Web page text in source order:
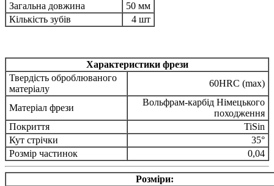
Загальна довжина
50 мм
Кількість зубів
4 шт
Характеристики фрези
Твердість оброблюваного
матеріалу
60HRC (max)
Матеріал фрези
Вольфрам-карбід Німецького
походження
Покриття
TiSin
Кут стрічки
35°
Розмір частинок
0,04
Розміри: